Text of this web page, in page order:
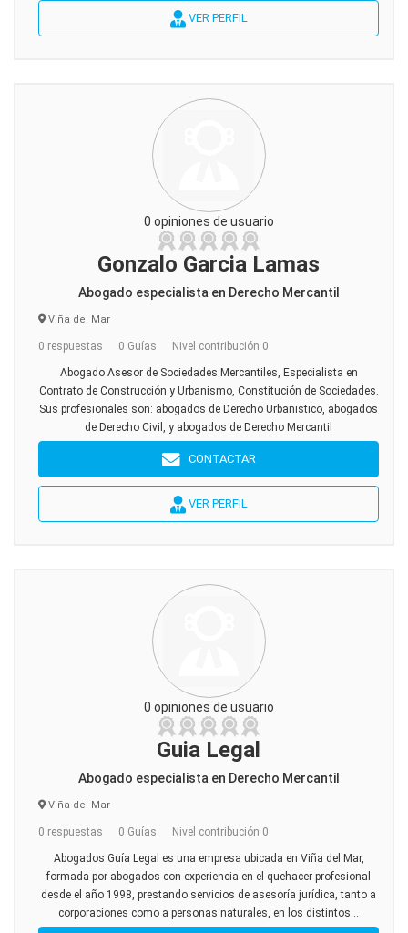
VER PERFIL
0 opiniones de usuario
Gonzalo Garcia Lamas
Abogado especialista en Derecho Mercantil
Viña del Mar
0 respuestas 0 Guías Nivel contribución 0
Abogado Asesor de Sociedades Mercantiles, Especialista en
Contrato de Construcción y Urbanismo, Constitución de Sociedades.
Sus profesionales son: abogados de Derecho Urbanistico, abogados
de Derecho Civil, y abogados de Derecho Mercantil
CONTACTAR
VER PERFIL
0 opiniones de usuario
Guia Legal
Abogado especialista en Derecho Mercantil
Viña del Mar
0 respuestas 0 Guías Nivel contribución 0
Abogados Guía Legal es una empresa ubicada en Viña del Mar,
formada por abogados con experiencia en el quehacer profesional
desde el año 1998, prestando servicios de asesoría jurídica, tanto a
corporaciones como a personas naturales, en los distintos...